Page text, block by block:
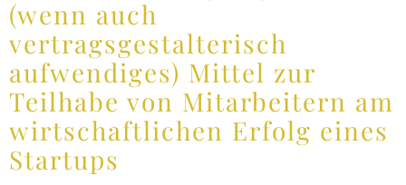
(wenn auch
vertragsgestalterisch
aufwendiges) Mittel zur
Teilhabe von Mitarbeitern am
wirtschaftlichen Erfolg eines
Startups